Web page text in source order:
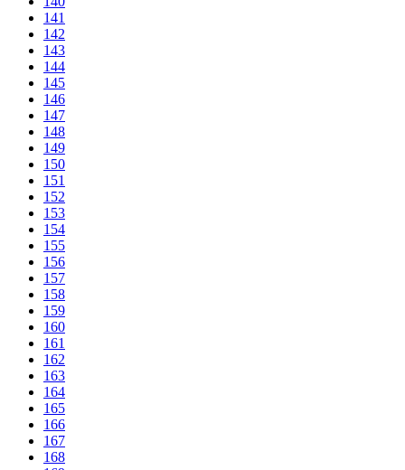
141
142
143
144
145
146
147
148
149
150
151
152
153
154
155
156
157
158
159
160
161
162
163
164
165
166
167
168